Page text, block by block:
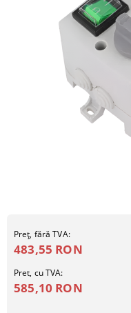
Preţ, fără TVA:
483,55 RON
Pret, cu TVA:
585,10 RON